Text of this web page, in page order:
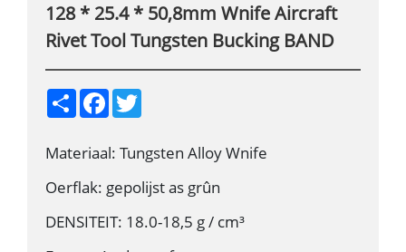
128 * 25.4 * 50,8mm Wnife Aircraft
Rivet Tool Tungsten Bucking BAND
S
h
e
F
b
o
k
T
t
e
r
Materiaal: Tungsten Alloy Wnife
Oerflak: gepolijst as grûn
DENSITEIT: 18.0-18,5 g / cm³